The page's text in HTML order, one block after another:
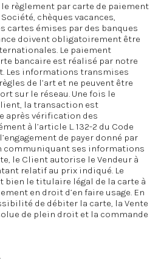
règlement par carte de paiement
chèques vacances,
cartes émises par des banques
doivent obligatoirement être
Le paiement
bancaire est réalisé par notre
Les informations transmises
de l’art et ne peuvent être
sur le réseau. Une fois le
la transaction est
après vérification des
à l’article L. 132-2 du Code
de payer donné par
communiquant ses informations
le Client autorise le Vendeur à
relatif au prix indiqué. Le
bien le titulaire légal de la carte à
en droit d’en faire usage. En
de débiter la carte, la Vente
de plein droit et la commande